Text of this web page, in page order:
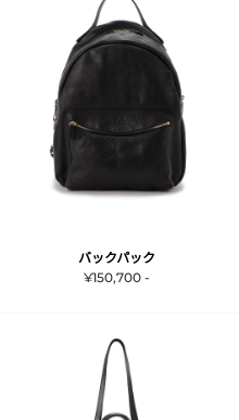
バックパック
¥150,700 -